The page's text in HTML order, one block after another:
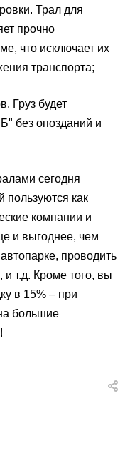
Трал для
прочно
что исключает их
транспорта;
Груз будет
без опозданий и
сегодня
пользуются как
компании и
и выгоднее, чем
проводить
т.д. Кроме того, вы
в 15% – при
большие